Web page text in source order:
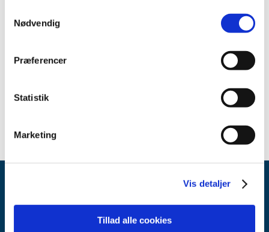
Nødvendig
Præferencer
Statistik
Marketing
Vis detaljer
Tillad alle cookies
markedsføringstilladelser til lægemidler
Kontakt